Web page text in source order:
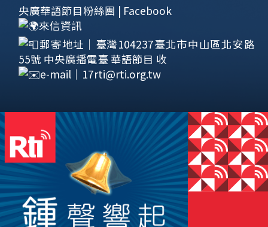
央廣華語節目粉絲團 | Facebook
來信資訊
郵寄地址｜臺灣104237臺北市中山區北安路
55號 中央廣播電臺 華語節目 收
e-mail｜ 17rti@rti.org.tw